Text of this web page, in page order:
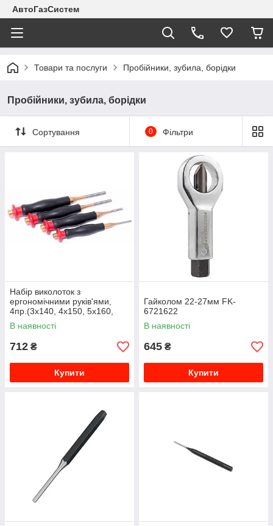
АвтоГазСистем
Товари та послуги Пробійники, зубила, борідки
Пробійники, зубила, борідки
Сортування 0 Фільтри
Набір виколоток з
ергономічними руків'ями,
4пр.(3х140, 4х150, 5х160,
6х180мм) ROCKFORCE RF-
6049
В наявності
712 ₴
Купити
Гайколом 22-27мм FK-
6721622
В наявності
645 ₴
Купити